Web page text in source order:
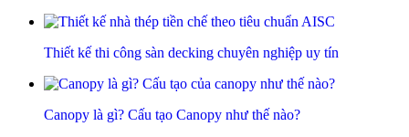
Thiết kế thi công sàn decking chuyên nghiệp uy tín
Canopy là gì? Cấu tạo Canopy như thế nào?